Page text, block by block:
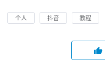
个人 抖音 教程